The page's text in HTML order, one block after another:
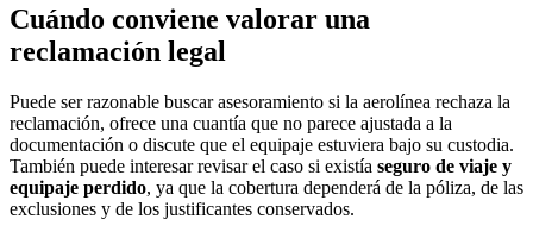
Cuándo conviene valorar una
reclamación legal
Puede ser razonable buscar asesoramiento si la aerolínea rechaza la
reclamación, ofrece una cuantía que no parece ajustada a la
documentación o discute que el equipaje estuviera bajo su custodia.
También puede interesar revisar el caso si existía seguro de viaje y
equipaje perdido, ya que la cobertura dependerá de la póliza, de las
exclusiones y de los justificantes conservados.